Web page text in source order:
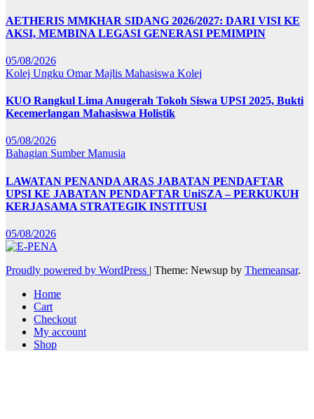
AETHERIS MMKHAR SIDANG 2026/2027: DARI VISI KE
AKSI, MEMBINA LEGASI GENERASI PEMIMPIN
05/08/2026
Kolej Ungku OmarMajlis Mahasiswa Kolej
KUO Rangkul Lima Anugerah Tokoh Siswa UPSI 2025, Bukti
Kecemerlangan Mahasiswa Holistik
05/08/2026
Bahagian Sumber Manusia
LAWATAN PENANDA ARAS JABATAN PENDAFTAR
UPSI KE JABATAN PENDAFTAR UniSZA – PERKUKUH
KERJASAMA STRATEGIK INSTITUSI
05/08/2026
Proudly powered by WordPress | Theme: Newsup by Themeansar.
Home
Cart
Checkout
My account
Shop